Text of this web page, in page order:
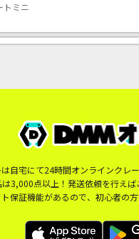
トミニ
自宅にて24時間オンラインクレ
3,000点以上！発送依頼を行えば
保証機能があるので、初心者の方